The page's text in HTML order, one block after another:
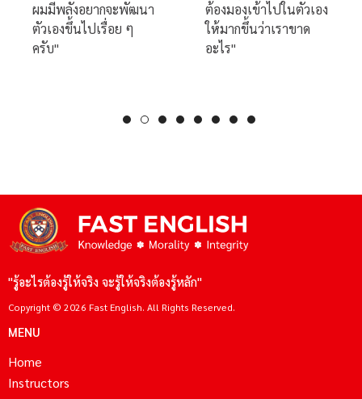
ต้องมองเข้าไปในตัวเอง
ให้มากขึ้นว่าเราขาด
ปูพื้นฐาน หรือสอนให้
เรารู้ภาษาอังกฤษแบบ
"รู้อะไรต้องรู้ให้จริง จะรู้ให้จริงต้องรู้หลัก"
Copyright © 2026 Fast English. All Rights Reserved.
MENU
Home
Instructors